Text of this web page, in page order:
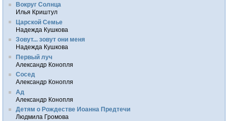
Вокруг Солнца
Илья Криштул
Царской Семье
Надежда Кушкова
Зовут... зовут они меня
Надежда Кушкова
Первый луч
Александр Конопля
Сосед
Александр Конопля
Ад
Александр Конопля
Детям о Рождестве Иоанна Предтечи
Людмила Громова